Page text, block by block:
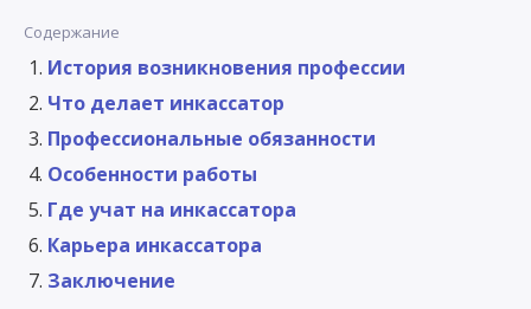
Содержание
История возникновения профессии
Что делает инкассатор
Профессиональные обязанности
Особенности работы
Где учат на инкассатора
Карьера инкассатора
Заключение